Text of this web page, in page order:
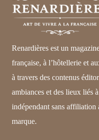
Renardières est un
française, à l’hôtellerie et
à travers des contenus
ambiances et des lieux liés
indépendant sans affiliation
marque.